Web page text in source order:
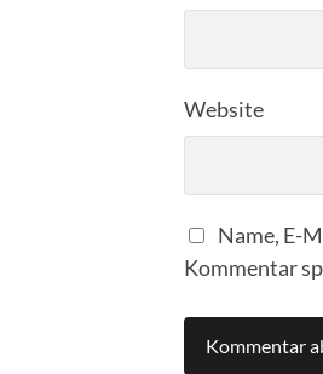
Website
Name, E-
Kommentar